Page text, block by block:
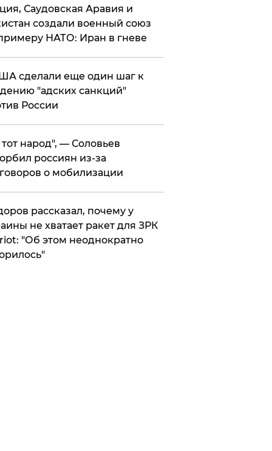
Саудовская Аравия и
создали военный союз
НАТО: Иран в гневе
сделали еще один шаг к
"адских санкций"
России
народ", — Соловьев
россиян из-за
о мобилизации
рассказал, почему у
не хватает ракет для ЗРК
"Об этом неоднократно